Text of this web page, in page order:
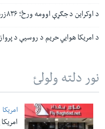
د اوکراین د جګړې اوومه ورځ؛ ۸۳۶زره اوکراینیان مهاجر شوي
د امریکا هوايي حریم د روسیې د
نور دلته ولولئ
امریکا